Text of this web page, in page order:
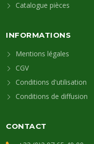
Catalogue pièces
INFORMATIONS
Mentions légales
CGV
Conditions d'utilisation
Conditions de diffusion
CONTACT